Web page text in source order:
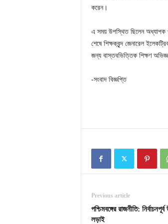
করেন।
এ সময় উপস্থিত ছিলেন অধ্যাপক
শেষে শিক্ষকবৃন্দ জেনারেল
জন্য বাস্তবভিত্তিক শিক্ষণ
-সংবাদ বিজ্ঞপ্তি
Previous article
পশ্চিমবঙ্গের রাজনীতি:
লড়াই